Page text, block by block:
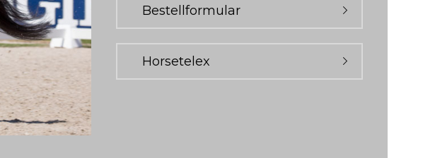
Bestellformular
Horsetelex